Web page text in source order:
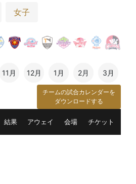
女子
11月 12月 1月 2月 3月
チームの試合カレンダーを
ダウンロードする
結果 アウェイ 会場 チケット